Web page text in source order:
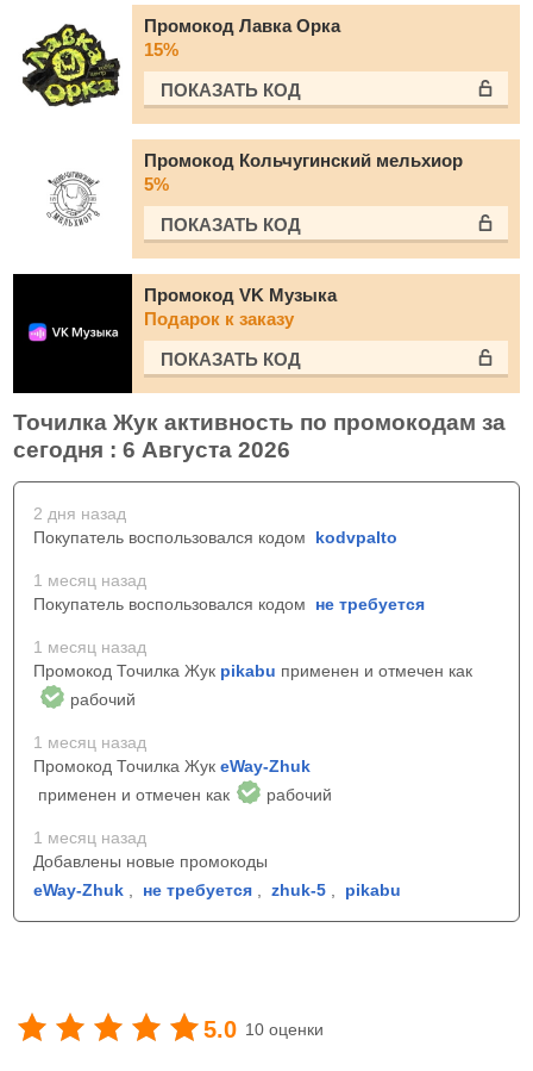
Промокод Лавка Орка
15%
ПОКАЗАТЬ КОД
Промокод Кольчугинский мельхиор
5%
ПОКАЗАТЬ КОД
Промокод VK Музыка
Подарок к заказу
ПОКАЗАТЬ КОД
Точилка Жук активность по промокодам за
сегодня : 6 Августа 2026
2 дня назад
Покупатель воспользовался кодом kodvpalto
1 месяц назад
Покупатель воспользовался кодом не требуется
1 месяц назад
Промокод Точилка Жук pikabu применен и отмечен как
рабочий
1 месяц назад
Промокод Точилка Жук eWay-Zhuk
применен и отмечен как
рабочий
1 месяц назад
Добавлены новые промокоды
eWay-Zhuk
не требуется zhuk-5 pikabu
5.0 10 оценки